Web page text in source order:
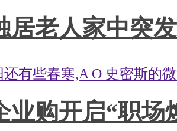
居老人家中突
还有些春寒,A O 史密斯的
业购开启“职场